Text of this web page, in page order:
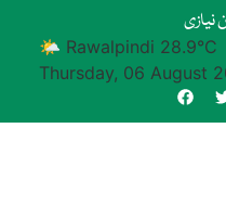
نیازی
🌤 Rawalpindi 28.9°C
Thursday, 06 August